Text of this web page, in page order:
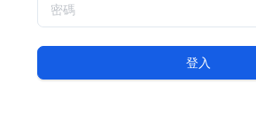
登入